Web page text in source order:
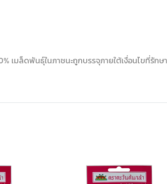
เมล็ดพันธุ์ในภาชนะถูกบรรจุภายใต้เงื่อนไขที่รักษ